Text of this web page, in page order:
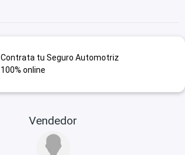
Contrata tu Seguro Automotriz
100% online
Vendedor